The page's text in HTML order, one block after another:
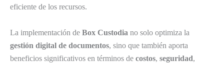
eficiente de los recursos.
La implementación de Box Custodia no solo optimiza la
gestión digital de documentos, sino que también aporta
beneficios significativos en términos de costos, seguridad,